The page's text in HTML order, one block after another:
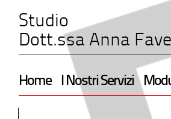
Studio
Dott.ssa Anna
Home I Nostri Servizi